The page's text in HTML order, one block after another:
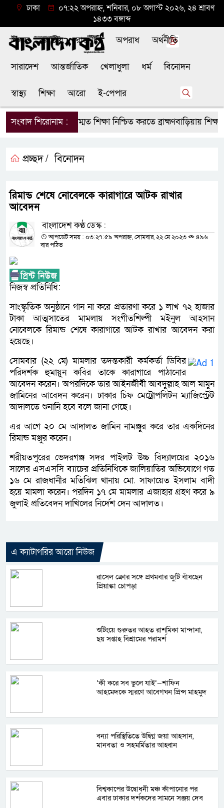
ঢাকা
০৭:২২ অপরাহ্ন, শনিবার, ০৮ অগাস্ট ২০২৬, ২৪ শ্রাবণ
১৪৩৩ বঙ্গাব্দ
প্রচ্ছদ জাতীয় রাজনীতি অপরাধ অর্থনীতি
সারাদেশ আন্তর্জাতিক খেলাধুলা ধর্ম বিনোদন
স্বাস্থ্য শিক্ষা আরো ই-পেপার
সংবাদ শিরোনাম :মানসম্মত শিক্ষা নিশ্চিত করতে ব্রাহ্মণবাড়িয়ায়
প্রচ্ছদ / বিনোদন
রিমান্ড শেষে নোবেলকে কারাগারে আটক রাখার
আবেদন
বাংলাদেশ কণ্ঠ ডেস্ক :
আপডেট সময় : ০৩:২৭:৫৯ অপরাহ্ন, সোমবার, ২২ মে ২০২৩
৪৯৬
বার পঠিত
নিজস্ব প্রতিনিধি:
সাংস্কৃতিক অনুষ্ঠানে গান না করে প্রতারণা করে ১ লাখ ৭২ হাজার
টাকা আত্মসাতের মামলায় সংগীতশিল্পী মইনুল আহসান
নোবেলকে রিমান্ড শেষে কারাগারে আটক রাখার আবেদন করা
হয়েছে।
সোমবার (২২ মে) মামলার তদন্তকারী কর্মকর্তা ডিবির
পরিদর্শক হুমায়ুন কবির তাকে কারাগারে পাঠানোর
আবেদন করেন। অপরদিকে তার আইনজীবী আবদুল্লাহ আল মামুন
জামিনের আবেদন করেন। ঢাকার চিফ মেট্রোপলিটন ম্যাজিস্ট্রেট
আদালতে শুনানি হবে বলে জানা গেছে।
এর আগে ২০ মে আদালত জামিন নামঞ্জুর করে তার একদিনের
রিমান্ড মঞ্জুর করেন।
শরীয়তপুরের ভেদরগঞ্জ সদর পাইলট উচ্চ বিদ্যালয়ের ২০১৬
সালের এসএসসি ব্যাচের প্রতিনিধিকে জালিয়াতির অভিযোগে গত
১৬ মে রাজধানীর মতিঝিল থানায় মো. সাফায়েত ইসলাম বাদী
হয়ে মামলা করেন। পরদিন ১৭ মে মামলার এজাহার গ্রহণ করে ৯
জুলাই প্রতিবেদন দাখিলের নির্দেশ দেন আদালত।
এ ক্যাটাগরির আরো নিউজ
রাসেল ক্রোর সঙ্গে প্রথমবার জুটি বাঁধছেন
প্রিয়াঙ্কা চোপড়া
শুটিংয়ে গুরুতর আহত রাশমিকা মান্দানা,
ছয় সপ্তাহ বিশ্রামের পরামর্শ
‘কী করে সব ভুলে যাই’—শাফিন
আহমেদকে স্মরণে আবেগঘন প্রিন্স মাহমুদ
বন্যা পরিস্থিতিতে উদ্বিগ্ন জয়া আহসান,
মানবতা ও সহমর্মিতার আহ্বান
বিশ্বকাপের উদ্বোধনী মঞ্চ কাঁপানোর পর
এবার ঢাকার দর্শকদের সামনে সঞ্জয় দেব